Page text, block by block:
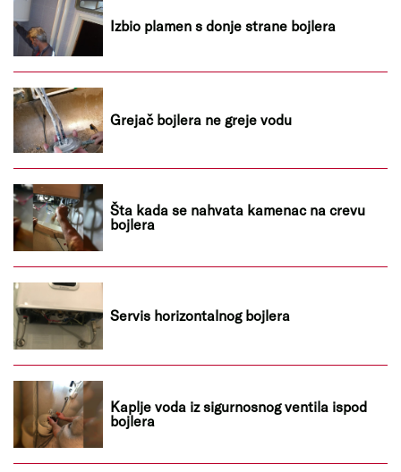
Izbio plamen s donje strane bojlera
Grejač bojlera ne greje vodu
Šta kada se nahvata kamenac na crevu
bojlera
Servis horizontalnog bojlera
Kaplje voda iz sigurnosnog ventila ispod
bojlera